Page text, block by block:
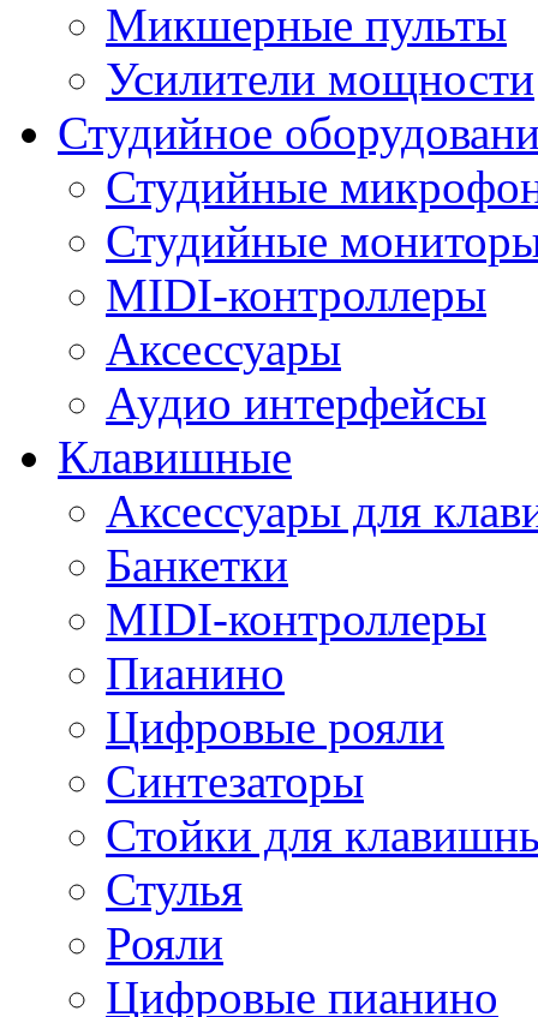
Микшерные пульты
Усилители мощности
Студийное
Студийные
Студийные
MIDI-контроллеры
Аксессуары
Аудио интерфейсы
Клавишные
Аксессуары для
Банкетки
MIDI-контроллеры
Пианино
Цифровые рояли
Синтезаторы
Стойки для
Стулья
Рояли
Цифровые пианино